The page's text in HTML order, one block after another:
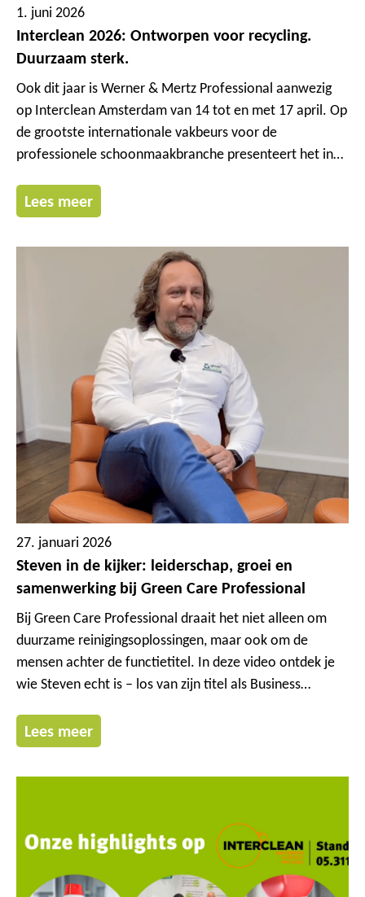
1. juni 2026
Interclean 2026: Ontworpen voor recycling.
Duurzaam sterk.
Ook dit jaar is Werner & Mertz Professional aanwezig
op Interclean Amsterdam van 14 tot en met 17 april. Op
de grootste internationale vakbeurs voor de
professionele schoonmaakbranche presenteert het in
actuele thema’s rond een goed functionerende
circulaire economie.
Lees meer
27. januari 2026
Steven in de kijker: leiderschap, groei en
samenwerking bij Green Care Professional
Bij Green Care Professional draait het niet alleen om
duurzame reinigingsoplossingen, maar ook om de
mensen achter de functietitel. In deze video ontdek je
wie Steven echt is – los van zijn titel als Business
Lees meer